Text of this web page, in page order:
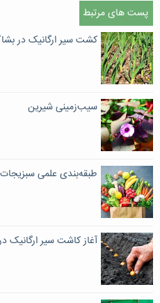
پست های مرتبط
کشت سیر ارگانیک در
سیب‌زمینی شیرین
طبقه‌بندی علمی
آغاز کاشت سیر ارگانیک